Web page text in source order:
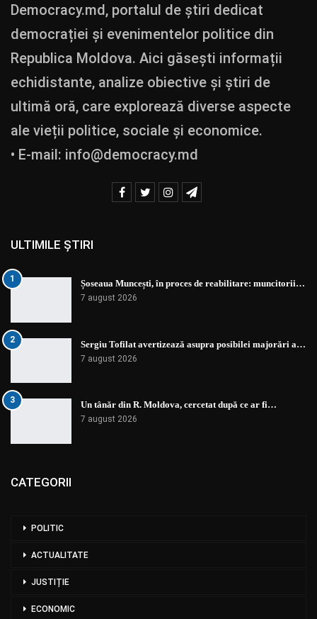
Democracy.md, portalul de știri dedicat
democrației și evenimentelor politice din
Republica Moldova. Aici găsești informații
echidistante, analize obiective și știri de
ultimă oră, care explorează diverse aspecte
ale vieții politice, sociale și economice.
• E-mail: info@democracy.md
ULTIMILE ȘTIRI
1 Șoseaua Muncești, în proces de reabilitare: muncitorii…
7 august 2026
2 Sergiu Tofilat avertizează asupra posibilei majorări a…
7 august 2026
3 Un tânăr din R. Moldova, cercetat după ce ar fi…
7 august 2026
CATEGORII
POLITIC
ACTUALITATE
JUSTIȚIE
ECONOMIC